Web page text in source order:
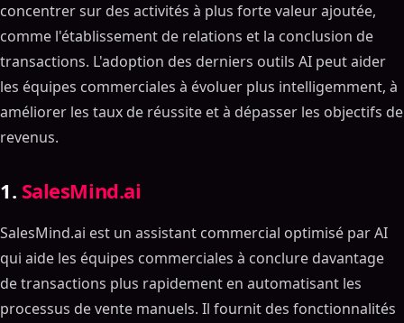
concentrer sur des activités à plus forte valeur ajoutée,
comme l'établissement de relations et la conclusion de
transactions. L'adoption des derniers outils AI peut aider
les équipes commerciales à évoluer plus intelligemment, à
améliorer les taux de réussite et à dépasser les objectifs de
revenus.
1. SalesMind.ai
SalesMind.ai est un assistant commercial optimisé par AI
qui aide les équipes commerciales à conclure davantage
de transactions plus rapidement en automatisant les
processus de vente manuels. Il fournit des fonctionnalités